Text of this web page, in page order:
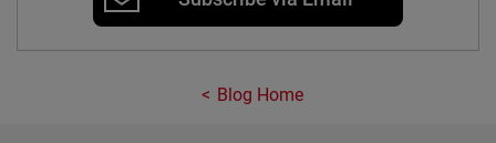
Blog Home